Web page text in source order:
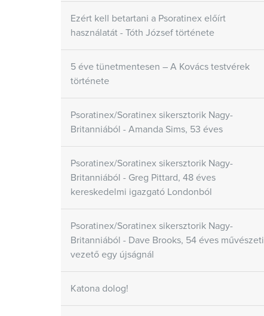
Ezért kell betartani a Psoratinex előírt
használatát - Tóth József története
5 éve tünetmentesen – A Kovács testvérek
története
Psoratinex/Soratinex sikersztorik Nagy-
Britanniából - Amanda Sims, 53 éves
Psoratinex/Soratinex sikersztorik Nagy-
Britanniából - Greg Pittard, 48 éves
kereskedelmi igazgató Londonból
Psoratinex/Soratinex sikersztorik Nagy-
Britanniából - Dave Brooks, 54 éves művészeti
vezető egy újságnál
Katona dolog!